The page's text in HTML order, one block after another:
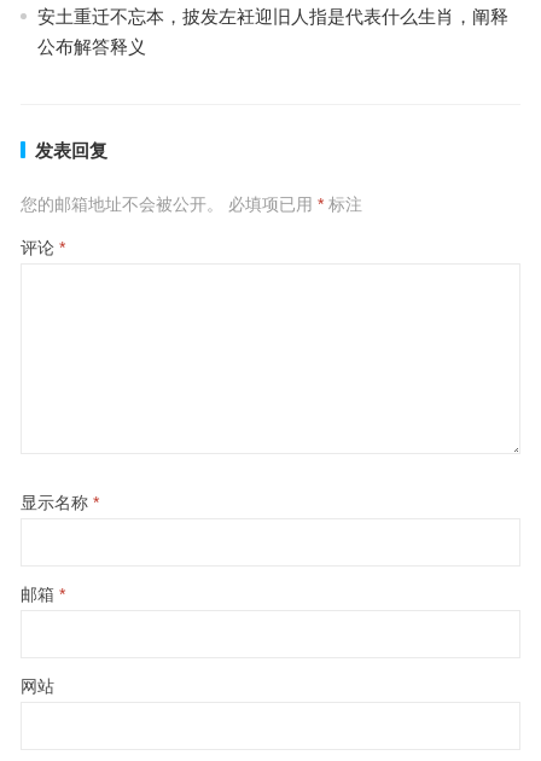
安土重迁不忘本，披发左衽迎旧人指是代表什么生肖，阐释
公布解答释义
发表回复
您的邮箱地址不会被公开。 必填项已用 *标注
评论 *
显示名称 *
邮箱 *
网站